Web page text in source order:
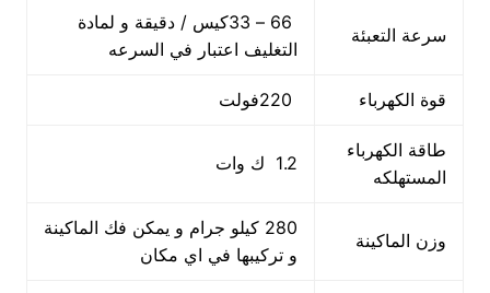
سرعة التعبئة
66 – 33كيس / دقيقة و لمادة
التغليف اعتبار في السرعه
قوة الكهرباء
طاقة الكهرباء
المستهلكه
1.2 ك وات
وزن الماكينة
280 كيلو جرام و يمكن فك الماكينة
و تركيبها في اي مكان